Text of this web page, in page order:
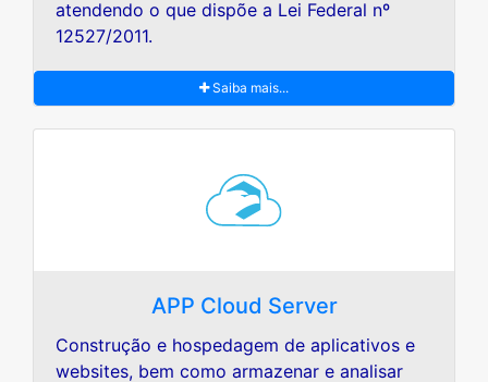
atendendo o que dispõe a Lei Federal nº
12527/2011.
Saiba mais...
APP Cloud Server
Construção e hospedagem de aplicativos e
websites, bem como armazenar e analisar